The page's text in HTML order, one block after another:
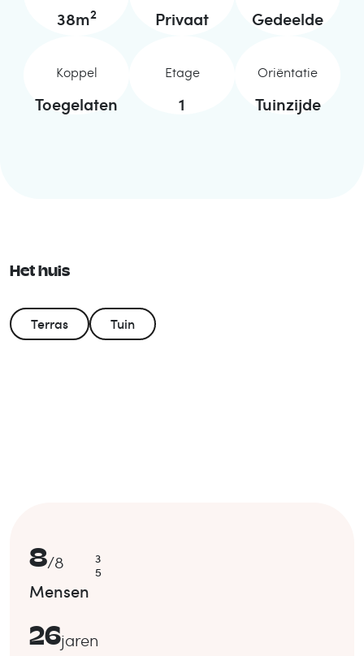
38m2 Privaat Gedeelde
Koppel
Toegelaten
Etage
1
Oriëntatie
Tuinzijde
Het huis
Terras Tuin
8/8
3
5
Mensen
26jaren